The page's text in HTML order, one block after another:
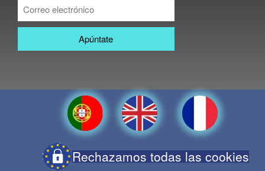
Apúntate
Rechazamos todas las cookies